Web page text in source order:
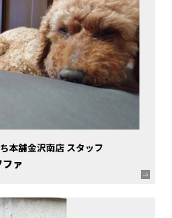
本舗金沢南店 スタッフ
ァ